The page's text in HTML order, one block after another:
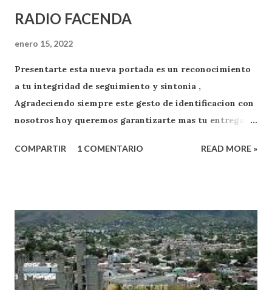
RADIO FACENDA
enero 15, 2022
Presentarte esta nueva portada es un reconocimiento
a tu integridad de seguimiento y sintonia ,
Agradeciendo siempre este gesto de identificacion con
nosotros hoy queremos garantizarte mas tu entrega
.
COMPARTIR 1 COMENTARIO READ MORE »